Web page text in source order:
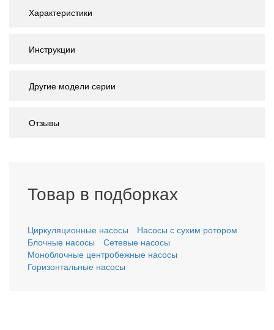
Характеристики
Инструкции
Другие модели серии
Отзывы
Товар в подборках
Циркуляционные насосы
Насосы с сухим ротором
Блочные насосы
Сетевые насосы
Моноблочные центробежные насосы
Горизонтальные насосы